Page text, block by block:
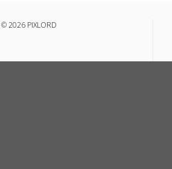
© 2026 PIXLORD